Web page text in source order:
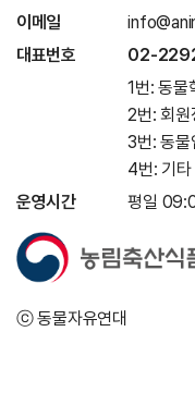
이메일
대표번호
02-
1번: 동물
2번: 회원
3번: 동물
4번: 기
운영시간
평일
ⓒ 동물자유연대